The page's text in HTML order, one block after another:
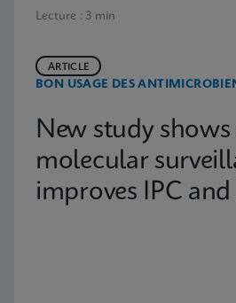
Lecture : 3 min
BON USAGE DES
ARTICLE
New study shows
molecular
improves IPC